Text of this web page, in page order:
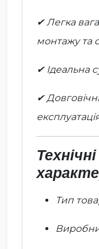
✔ Легка
монтажу та
✔ Ідеальна
✔
Технічні
Тип